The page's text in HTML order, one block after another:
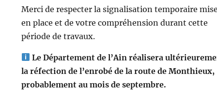
Merci de respecter la signalisation temporaire
en place et de votre compréhension durant cette
période de travaux.
Le Département de l’Ain réalisera
la réfection de l’enrobé de la route de Monthieux,
probablement au mois de septembre.